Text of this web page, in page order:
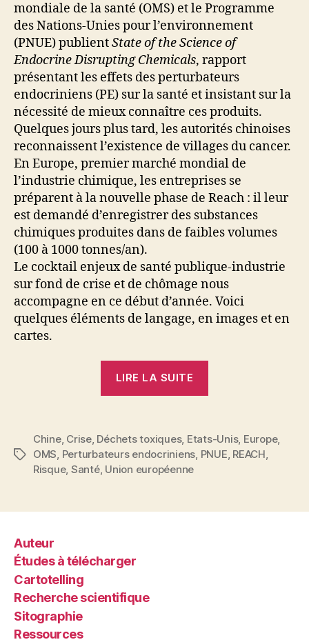
mondiale de la santé (OMS) et le Programme
des Nations-Unies pour l’environnement
(PNUE) publientState of the Science of
Endocrine Disrupting Chemicals, rapport
présentant les effets des perturbateurs
endocriniens (PE) sur la santé et insistant sur la
nécessité de mieux connaître ces produits.
Quelques jours plus tard, les autorités chinoises
reconnaissent l’existence de villages du cancer.
En Europe, premier marché mondial de
l’industrie chimique, les entreprises se
préparent à la nouvelle phase de Reach : il leur
est demandé d’enregistrer des substances
chimiques produites dans de faibles volumes
(100 à 1000 tonnes/an).
Le cocktail enjeux de santé publique-industrie
sur fond de crise et de chômage nous
accompagne en ce début d’année. Voici
quelques éléments de langage, en images et en
cartes.
LIRE LA SUITE
pour
les
Étiquettes
Chine, Crise, Déchets toxiques, Etats-Unis, Europe,
OMS, Perturbateurs endocriniens, PNUE, REACH,
Risque, Santé, Union européenne
Auteur
Études à télécharger
Cartotelling
Recherche scientifique
Sitographie
Ressources